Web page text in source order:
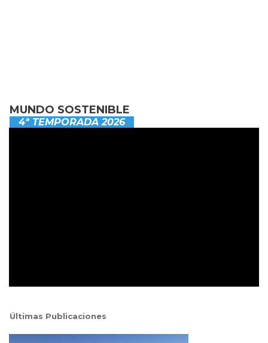
MUNDO SOSTENIBLE
4ª TEMPORADA 2026
Últimas Publicaciones